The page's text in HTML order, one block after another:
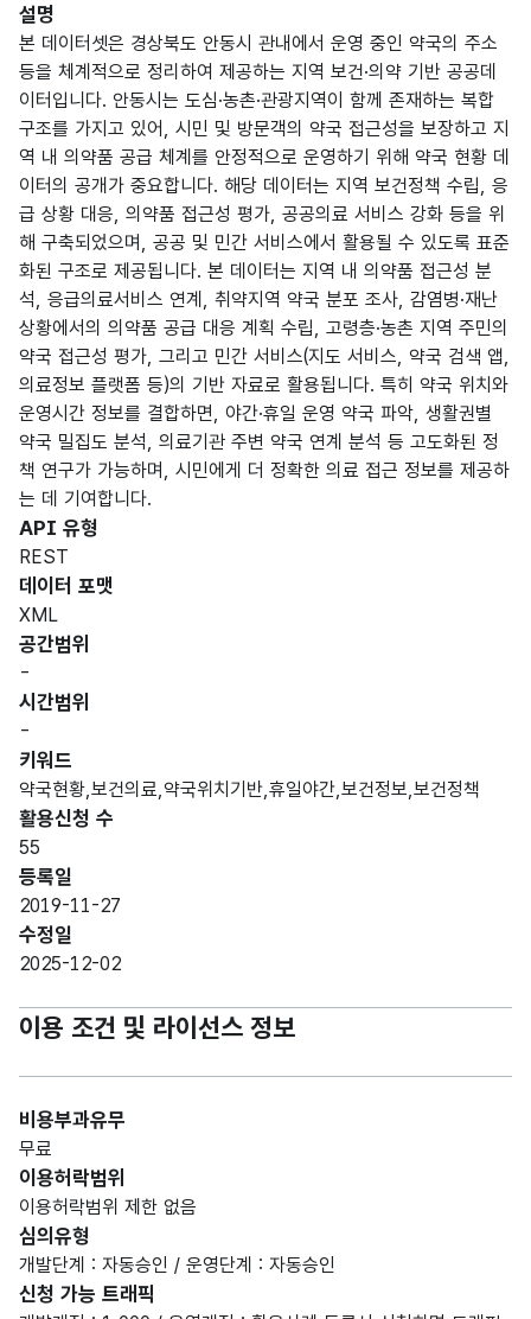
설명
본 데이터셋은 경상북도 안동시 관내에서 운영 중인 약국의 주소
등을 체계적으로 정리하여 제공하는 지역 보건·의약 기반 공공데
이터입니다. 안동시는 도심·농촌·관광지역이 함께 존재하는 복합
구조를 가지고 있어, 시민 및 방문객의 약국 접근성을 보장하고 지
역 내 의약품 공급 체계를 안정적으로 운영하기 위해 약국 현황 데
이터의 공개가 중요합니다. 해당 데이터는 지역 보건정책 수립, 응
급 상황 대응, 의약품 접근성 평가, 공공의료 서비스 강화 등을 위
해 구축되었으며, 공공 및 민간 서비스에서 활용될 수 있도록 표준
화된 구조로 제공됩니다. 본 데이터는 지역 내 의약품 접근성 분
석, 응급의료서비스 연계, 취약지역 약국 분포 조사, 감염병·재난
상황에서의 의약품 공급 대응 계획 수립, 고령층·농촌 지역 주민의
약국 접근성 평가, 그리고 민간 서비스(지도 서비스, 약국 검색 앱,
의료정보 플랫폼 등)의 기반 자료로 활용됩니다. 특히 약국 위치와
운영시간 정보를 결합하면, 야간·휴일 운영 약국 파악, 생활권별
약국 밀집도 분석, 의료기관 주변 약국 연계 분석 등 고도화된 정
책 연구가 가능하며, 시민에게 더 정확한 의료 접근 정보를 제공하
는 데 기여합니다.
API 유형
REST
데이터 포맷
XML
공간범위
-
시간범위
-
키워드
약국현황,보건의료,약국위치기반,휴일야간,보건정보,보건정책
활용신청 수
55
등록일
2019-11-27
수정일
2025-12-02
이용 조건 및 라이선스 정보
비용부과유무
무료
이용허락범위
이용허락범위 제한 없음
심의유형
개발단계 : 자동승인 / 운영단계 : 자동승인
신청 가능 트래픽